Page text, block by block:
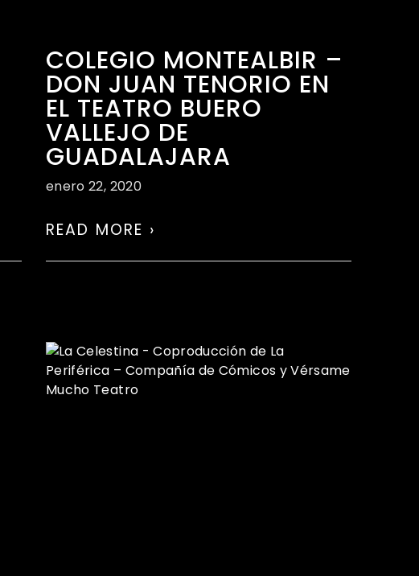
COLEGIO MONTEALBIR –
DON JUAN TENORIO EN
EL TEATRO BUERO
VALLEJO DE
GUADALAJARA
enero 22, 2020
READ MORE ›